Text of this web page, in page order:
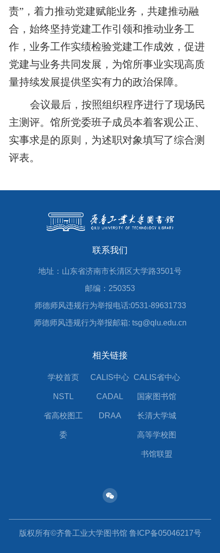
责”，着力推动党建赋能业务，共建推动融
合，始终坚持党建工作引领和推动业务工
作，业务工作实绩检验党建工作成效，促进
党建与业务共同发展，为馆所事业实现高质
量持续发展提供坚实有力的政治保障。
会议最后，按照组织程序进行了现场民
主测评。馆所党委班子成员本着客观公正、
实事求是的原则，为述职对象填写了综合测
评表。
联系我们
地址：山东省济南市长清区大学路3501号
邮编：250353
师德师风违规行为举报电话:0531-89631733
师德师风违规行为举报邮箱: tsg@qlu.edu.cn
相关链接
学校首页 CALIS中心 CALIS省中心
NSTL CADAL 国家图书馆
省高校图工
委
DRAA 长清大学城
高等学校图
书馆联盟
版权所有©齐鲁工业大学图书馆 鲁ICP备05046217号